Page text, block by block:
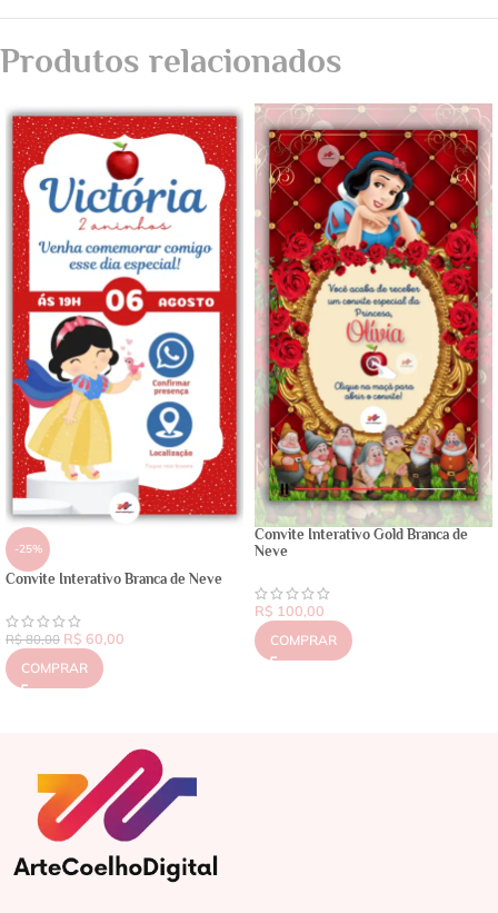
Produtos relacionados
-25%
Convite Interativo Branca de Neve
R$80,00 R$ 60,00
COMPRAR
Convite Interativo Gold Branca de
Neve
R$ 100,00
COMPRAR